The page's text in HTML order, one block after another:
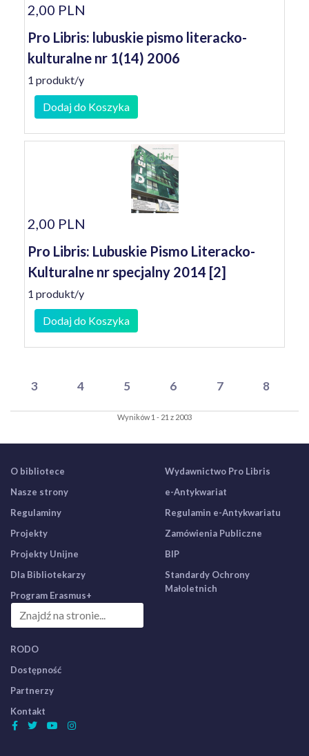
2,00 PLN
Pro Libris: lubuskie pismo literacko-
kulturalne nr 1(14) 2006
1 produkt/y
Dodaj do Koszyka
2,00 PLN
Pro Libris: Lubuskie Pismo Literacko-
Kulturalne nr specjalny 2014 [2]
1 produkt/y
Dodaj do Koszyka
3 4 5 6 7 8
Wyników 1 - 21 z 2003
O bibliotece
Nasze strony
Regulaminy
Projekty
Projekty Unijne
Dla Bibliotekarzy
Program Erasmus+
Wydawnictwo Pro Libris
e-Antykwariat
Regulamin e-Antykwariatu
Zamówienia Publiczne
BIP
Standardy Ochrony
Małoletnich
RODO
Dostępność
Partnerzy
Kontakt